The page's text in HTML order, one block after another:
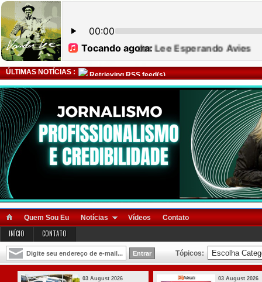
ÚLTIMAS NOTÍCIAS : Retrieving RSS feed(s)
Quem Sou Eu Notícias Vídeos Contato
INÍCIO CONTATO
Tópicos:
03 August 2026 03 August 2026